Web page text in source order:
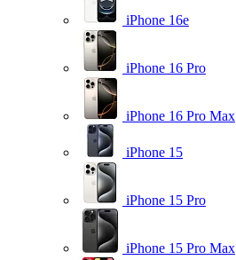
iPhone 16e
iPhone 16 Pro
iPhone 16 Pro Max
iPhone 15
iPhone 15 Pro
iPhone 15 Pro Max